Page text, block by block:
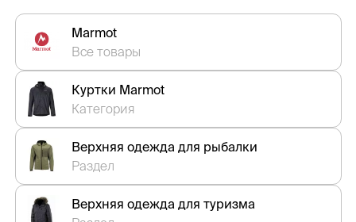
Marmot
Все товары
Куртки Marmot
Категория
Верхняя одежда для рыбалки
Раздел
Верхняя одежда для туризма